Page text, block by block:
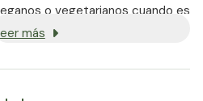
o vegetarianos cuando es
y cada producto es no
más